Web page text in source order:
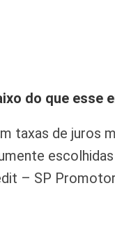
do que esse
taxas de juros
– SP